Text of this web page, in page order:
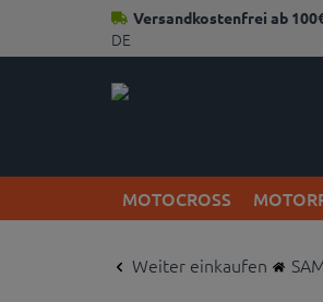
Versandkostenfrei ab
DE
MOTOCROSS
Weiter einkaufen